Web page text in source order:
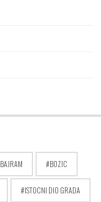
BAJRAM BOZIC
ISTOCNI DIO GRADA